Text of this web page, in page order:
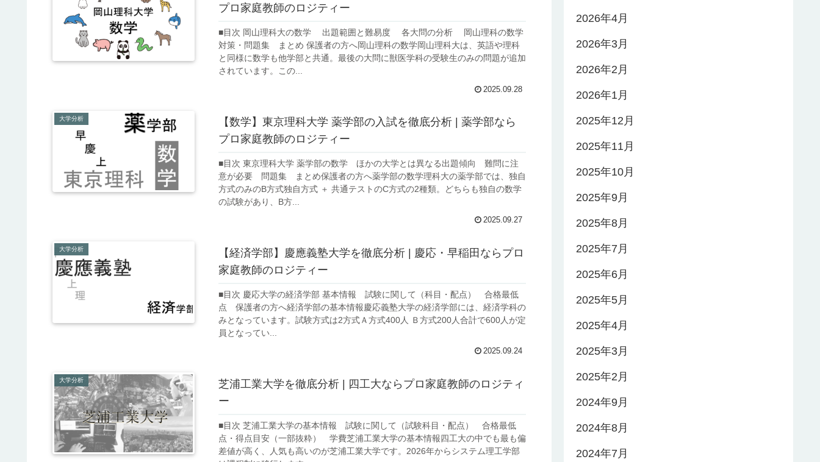
プロ家庭教師のロジティー
■目次 岡山理科大の数学 出題範囲と難易度 各大問の分析 岡山理科の数学
対策・問題集 まとめ 保護者の方へ岡山理科の数学岡山理科大は、英語や理科
と同様に数学も他学部と共通。最後の大問に獣医学科の受験生のみの問題が追加
されています。この...
2025.09.28
大学分析
【数学】東京理科大学 薬学部の入試を徹底分析 | 薬学部なら
プロ家庭教師のロジティー
■目次 東京理科大学 薬学部の数学 ほかの大学とは異なる出題傾向 難問に注
意が必要 問題集 まとめ保護者の方へ薬学部の数学理科大の薬学部では、独自
方式のみのB方式独自方式 ＋ 共通テストのC方式の2種類。どちらも独自の数学
の試験があり、B方...
2025.09.27
大学分析
【経済学部】慶應義塾大学を徹底分析 | 慶応・早稲田ならプロ
家庭教師のロジティー
■目次 慶応大学の経済学部 基本情報 試験に関して（科目・配点） 合格最低
点 保護者の方へ経済学部の基本情報慶応義塾大学の経済学部には、経済学科の
みとなっています。試験方式は2方式Ａ方式400人 Ｂ方式200人合計で600人が定
員となってい...
2025.09.24
大学分析
芝浦工業大学を徹底分析 | 四工大ならプロ家庭教師のロジティ
ー
■目次 芝浦工業大学の基本情報 試験に関して（試験科目・配点） 合格最低
点・得点目安（一部抜粋） 学費芝浦工業大学の基本情報四工大の中でも最も偏
差値が高く、人気も高いのが芝浦工業大学です。2026年からシステム理工学部
2026年4月
2026年3月
2026年2月
2026年1月
2025年12月
2025年11月
2025年10月
2025年9月
2025年8月
2025年7月
2025年6月
2025年5月
2025年4月
2025年3月
2025年2月
2024年9月
2024年8月
2024年7月